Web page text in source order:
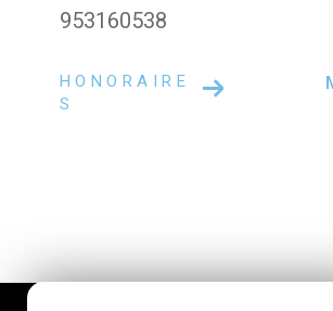
953160538
HONORAIRE
S